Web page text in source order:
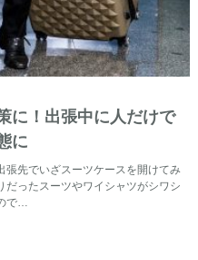
に！出張中に人だけで
に
張先でいざスーツケースを開けてみ
だったスーツやワイシャツがシワシ
で…